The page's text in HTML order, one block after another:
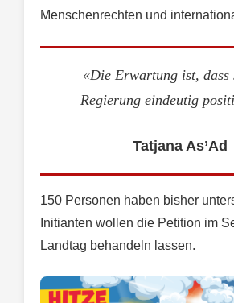
Menschenrechten und
«Die Erwartung ist, dass
Regierung eindeutig
Tatjana As’Ad
150 Personen haben bisher
Initianten wollen die Petition im
Landtag behandeln lassen.